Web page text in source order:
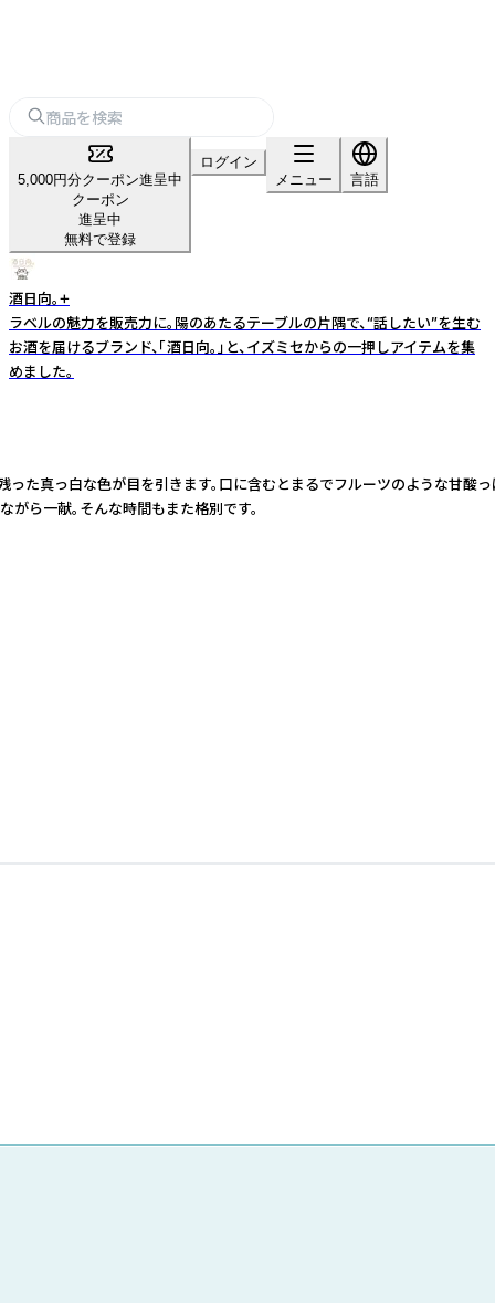
5,000円分クーポン進呈中
クーポン
進呈中
無料で登録
ログイン
メニュー
言語
酒日向。+
ラベルの魅力を販売力に。陽のあたるテーブルの片隅で、“話したい”を生む
お酒を届けるブランド、「酒日向。」と、イズミセからの一押しアイテムを集
めました。
っ白な色が目を引きます。口に含むとまるでフルーツのような
がら一献。そんな時間もまた格別です。